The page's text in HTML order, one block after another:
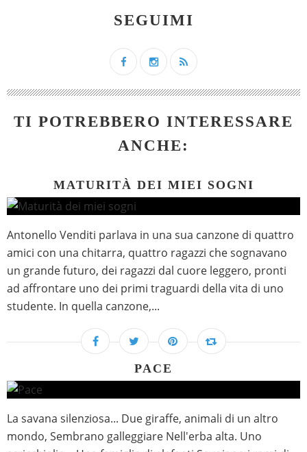
SEGUIMI
TI POTREBBERO INTERESSARE
ANCHE:
MATURITÀ DEI MIEI SOGNI
Antonello Venditi parlava in una sua canzone di quattro
amici con una chitarra, quattro ragazzi che sognavano
un grande futuro, dei ragazzi dal cuore leggero, pronti
ad affrontare uno dei primi traguardi della vita di uno
studente. In quella canzone,...
PACE
La savana silenziosa... Due giraffe, animali di un altro
mondo, Sembrano galleggiare Nell'erba alta. Uno